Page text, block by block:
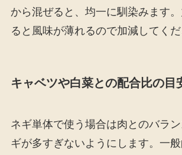
から混ぜると、均一に馴染みます
ると風味が薄れるので加減してくだ
キャベツや白菜との配合比の目
ネギ単体で使う場合は肉とのバラ
ギが多すぎないようにします。一